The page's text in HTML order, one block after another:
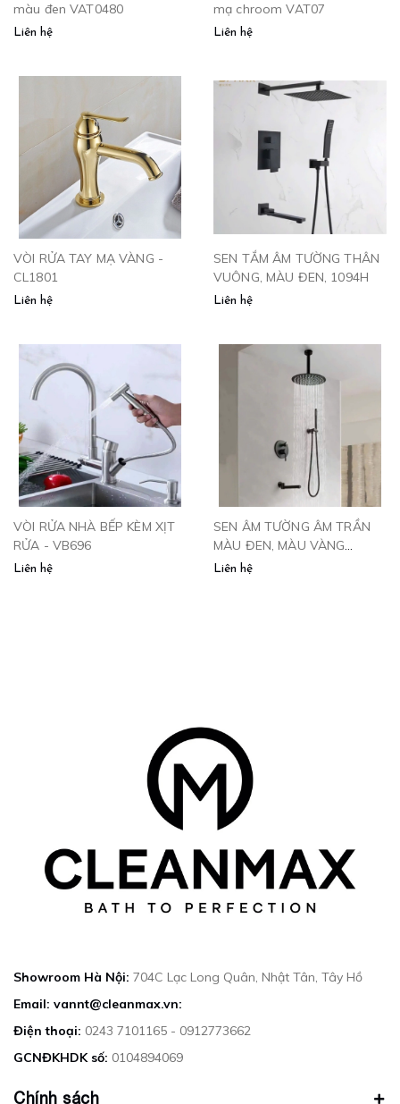
màu đen VAT0480
Liên hệ
mạ chroom VAT07
Liên hệ
VÒI RỬA TAY MẠ VÀNG -
CL1801
Liên hệ
SEN TẮM ÂM TƯỜNG THÂN
VUÔNG, MÀU ĐEN, 1094H
Liên hệ
VÒI RỬA NHÀ BẾP KÈM XỊT
RỬA - VB696
Liên hệ
SEN ÂM TƯỜNG ÂM TRẦN
MÀU ĐEN, MÀU VÀNG
-1002QH
Liên hệ
Showroom Hà Nội: 704C Lạc Long Quân, Nhật Tân, Tây Hồ
Email: vannt@cleanmax.vn:
Điện thoại: 0243 7101165 - 0912773662
GCNĐKHDK số: 0104894069
Chính sách